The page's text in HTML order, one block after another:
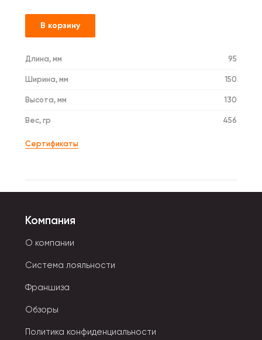
В корзину
Длина, мм 95
Ширина, мм 150
Высота, мм 130
Вес, гр 456
Сертификаты
Компания
О компании
Система лояльности
Франшиза
Обзоры
Политика конфиденциальности